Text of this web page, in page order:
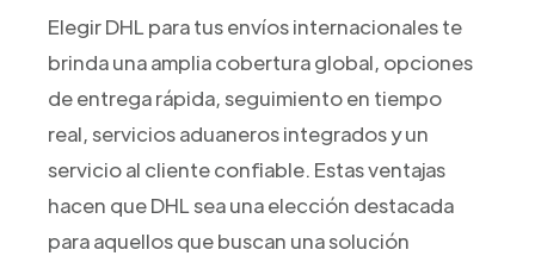
Elegir DHL para tus envíos internacionales te
brinda una amplia cobertura global, opciones
de entrega rápida, seguimiento en tiempo
real, servicios aduaneros integrados y un
servicio al cliente confiable. Estas ventajas
hacen que DHL sea una elección destacada
para aquellos que buscan una solución